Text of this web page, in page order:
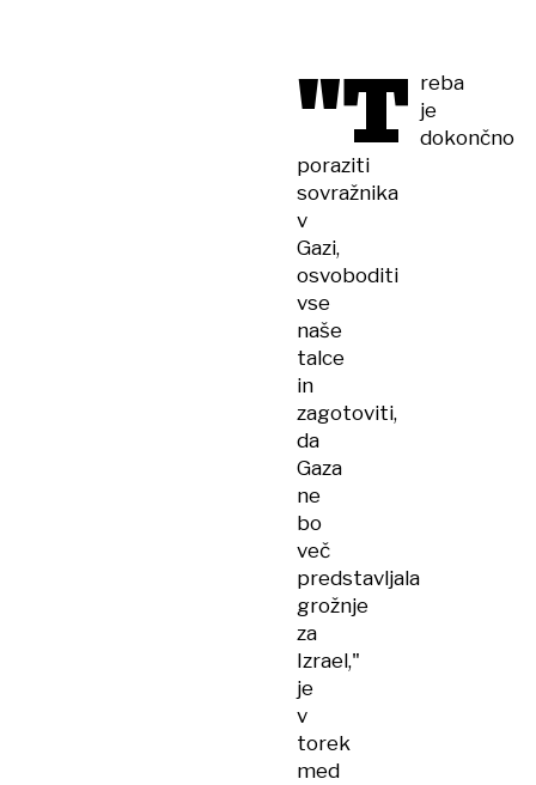
"T reba
je
dokončno
poraziti
sovražnika
v
Gazi,
osvoboditi
vse
naše
talce
in
zagotoviti,
da
Gaza
ne
bo
več
predstavljala
grožnje
za
Izrael,"
je
v
torek
med